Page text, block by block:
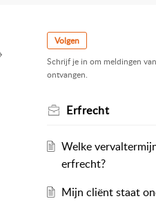
Volgen
Schrijf je in om meldingen
ontvangen.
Erfrecht
Welke
erfrecht?
Mijn cliënt staat